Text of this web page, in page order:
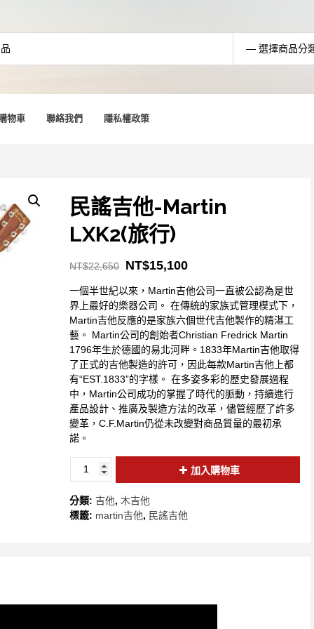
物車 聯絡我們 隱私權政策
民謠吉他-Martin
LXK2(旅行)
NT$22,650 NT$15,100
一個半世紀以來，Martin吉他公司一直被公認為是世
界上最好的樂器公司。 在傳統的家族式管理模式下，
Martin吉他反應的是家族六個世代吉他製作的精湛工
藝。 Martin公司的創始者Christian Fredrick Martin
1796年生於德國的易北河畔。1833年Martin吉他取得
了正式的吉他製造的許可，因此每款Martin吉他上都
有“EST.1833”的字樣。 在多姿多彩的歷史發展過程
中，Martin公司成功的掌握了時代的脈動，持續進行
產品設計、推廣及製造方法的改革，儘管經歷了許多
變革，C.F.Martin仍從未改變對商品質量的最初承
諾。
加入購物車
分類: 吉他, 木吉他
標籤: martin吉他, 民謠吉他